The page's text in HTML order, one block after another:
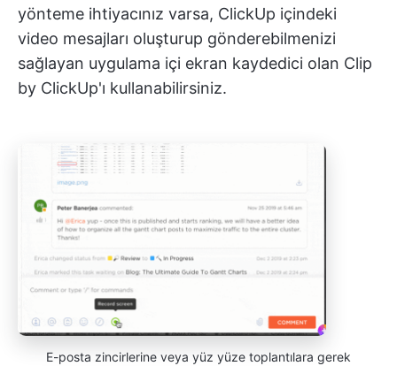
yönteme ihtiyacınız varsa, ClickUp içindeki
video mesajları oluşturup gönderebilmenizi
sağlayan uygulama içi ekran kaydedici olan Clip
by ClickUp'ı kullanabilirsiniz.
E-posta zincirlerine veya yüz yüze toplantılara gerek